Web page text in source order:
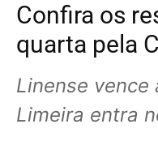
Confira os
quarta pela
Linense vence
Limeira entra